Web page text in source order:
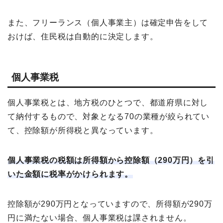
また、フリーランス（個人事業主）は確定申告をして
おけば、住民税は自動的に決定します。
個人事業税
個人事業税とは、地方税のひとつで、都道府県に対し
て納付するもので、対象となる70の業種が絞られてい
て、控除額が所得税と異なっています。
個人事業税の税額は所得額から控除額（290万円）を引
いた金額に税率がかけられます。
控除額が290万円となっていますので、所得額が290万
円に満たない場合、個人事業税は課されません。